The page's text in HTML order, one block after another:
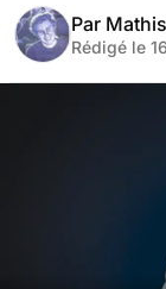
Par
Rédigé le